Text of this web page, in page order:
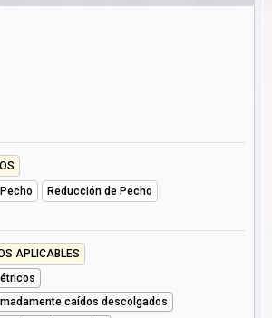
Reducción de Pecho
APLICABLES
caídos descolgados